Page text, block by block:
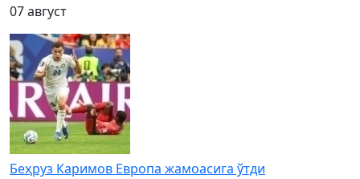
07 август
Беҳруз Каримов Европа жамоасига ўтди